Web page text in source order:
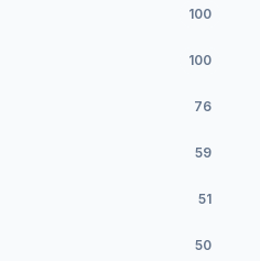
100
100
76
59
51
50